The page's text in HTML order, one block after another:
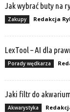
Jak wybrać buty na
Zakupy Redakcja
LexTool – AI dla
Porady wędkarza
Jaki filtr do
Akwarystyka